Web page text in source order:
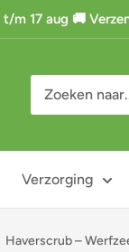
t/m 17 aug 🚚
Verzorging
Haverscrub –